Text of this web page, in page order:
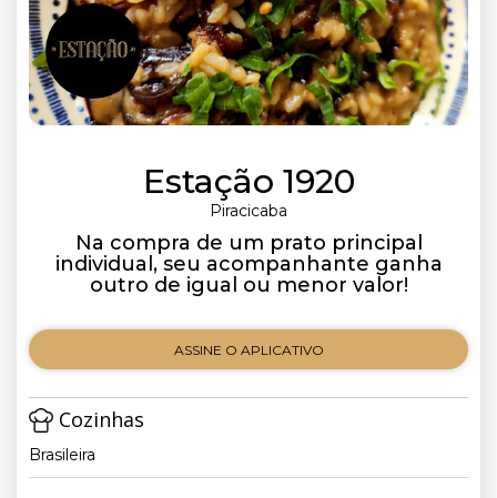
Estação 1920
Piracicaba
Na compra de um prato principal
individual, seu acompanhante ganha
outro de igual ou menor valor!
ASSINE O APLICATIVO
Cozinhas
Brasileira